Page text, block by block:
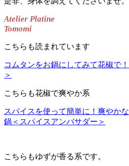
Atelier Platine
Tomomi
こちらも読まれています
コムタンをお鍋にしてみて花椒で
＞
こちらも花椒で爽やか系
スパイスを使って簡単に！爽やか
鍋＜スパイスアンバサダー＞
こちらもゆずが香る系です。